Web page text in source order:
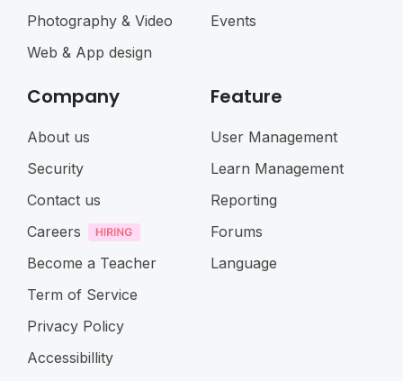
Photography & Video
Web & App design
Events
Company
About us
Security
Contact us
Careers
Become a Teacher
Term of Service
Privacy Policy
Accessibillity
Feature
User Management
Learn Management
Reporting
Forums
Language